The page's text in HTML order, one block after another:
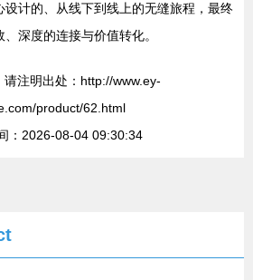
计的、从线下到线上的无缝旅程，最终
深度的连接与价值转化。
请注明出处：http://www.ey-
product/62.html
：2026-08-04 09:30:34